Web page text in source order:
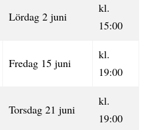
Lördag 2 juni
kl.
15:00
Fredag 15 juni
kl.
19:00
Torsdag 21 juni
kl.
19:00